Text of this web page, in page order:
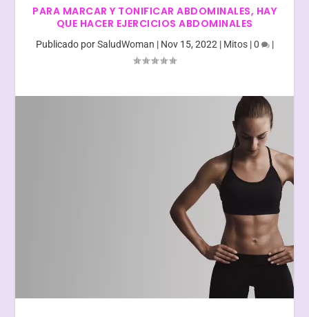
PARA MARCAR Y TONIFICAR ABDOMINALES, HAY
QUE HACER EJERCICIOS ABDOMINALES
Publicado porSaludWoman | Nov 15, 2022 | Mitos|0 |